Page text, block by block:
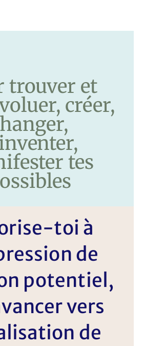
trouver et
créer,
tes
toi à
de
potentiel,
vers
de